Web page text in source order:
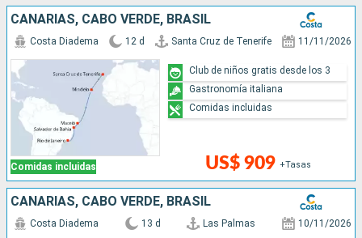
CANARIAS, CABO VERDE, BRASIL
Comidas incluidas
Costa Diadema 12 d Santa Cruz de Tenerife 11/11/2026
US$ 909 +Tasas
Club de niños gratis desde los 3
Gastronomía italiana
Comidas incluidas
CANARIAS, CABO VERDE, BRASIL
Costa Diadema 13 d Las Palmas 10/11/2026